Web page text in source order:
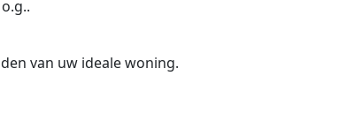
van uw ideale woning.